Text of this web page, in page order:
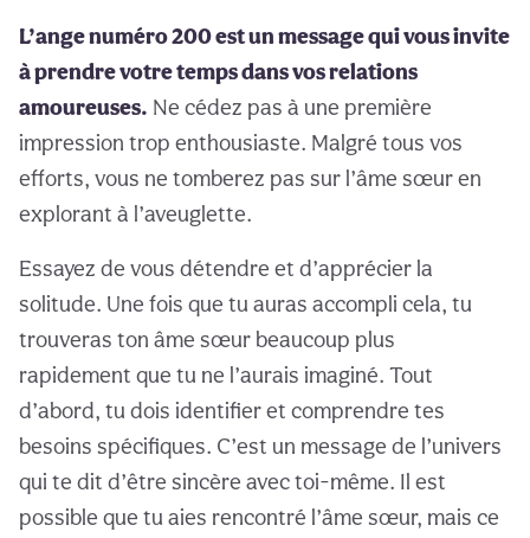
L’ange numéro 200 est un message qui vous invite
à prendre votre temps dans vos relations
amoureuses. Ne cédez pas à une première
impression trop enthousiaste. Malgré tous vos
efforts, vous ne tomberez pas sur l’âme sœur en
explorant à l’aveuglette.
Essayez de vous détendre et d’apprécier la
solitude. Une fois que tu auras accompli cela, tu
trouveras ton âme sœur beaucoup plus
rapidement que tu ne l’aurais imaginé. Tout
d’abord, tu dois identifier et comprendre tes
besoins spécifiques. C’est un message de l’univers
qui te dit d’être sincère avec toi-même. Il est
possible que tu aies rencontré l’âme sœur, mais ce